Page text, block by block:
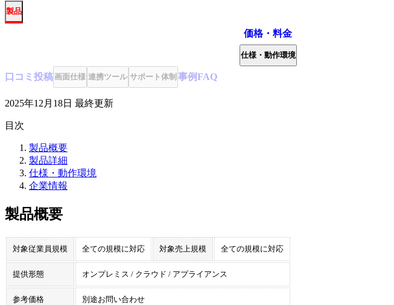
製品
価格・料金
仕様・動作環境
口コミ 投稿画面仕様 連携ツール サポート体制 事例FAQ
2025年12月18日 最終更新
目次
製品概要
製品詳細
仕様・動作環境
企業情報
製品概要
対象従業員規模 全ての規模に対応 対象売上規模 全ての規模に対応
提供形態 オンプレミス / クラウド / アプライアンス
参考価格 別途お問い合わせ